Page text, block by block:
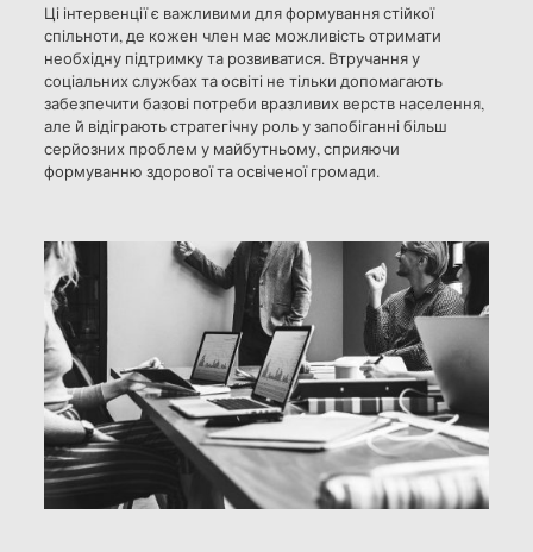
Ці інтервенції є важливими для формування стійкої
спільноти, де кожен член має можливість отримати
необхідну підтримку та розвиватися. Втручання у
соціальних службах та освіті не тільки допомагають
забезпечити базові потреби вразливих верств населення,
але й відіграють стратегічну роль у запобіганні більш
серйозних проблем у майбутньому, сприяючи
формуванню здорової та освіченої громади.